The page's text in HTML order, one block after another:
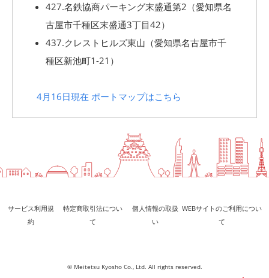
427.名鉄協商パーキング末盛通第2（愛知県名
古屋市千種区末盛通3丁目42）
437.クレストヒルズ東山（愛知県名古屋市千
種区新池町1-21）
4月16日現在 ポートマップはこちら
サービス利用規
約
特定商取引法につい
て
個人情報の取扱
い
WEBサイトのご利用につい
て
© Meitetsu Kyosho Co., Ltd. All rights reserved.